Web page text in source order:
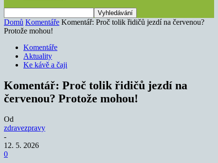
Domů Komentáře Komentář: Proč tolik řidičů jezdí na červenou?
Protože mohou!
Komentáře
Aktuality
Ke kávě a čaji
Komentář: Proč tolik řidičů jezdí na
červenou? Protože mohou!
Od
zdravezpravy
-
12. 5. 2026
0